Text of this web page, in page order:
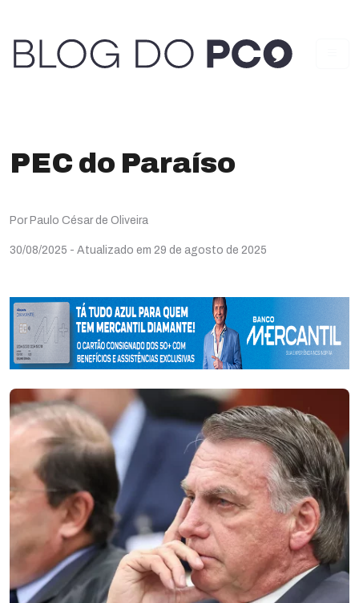
PEC do Paraíso
Por Paulo César de Oliveira
30/08/2025 - Atualizado em 29 de agosto de 2025